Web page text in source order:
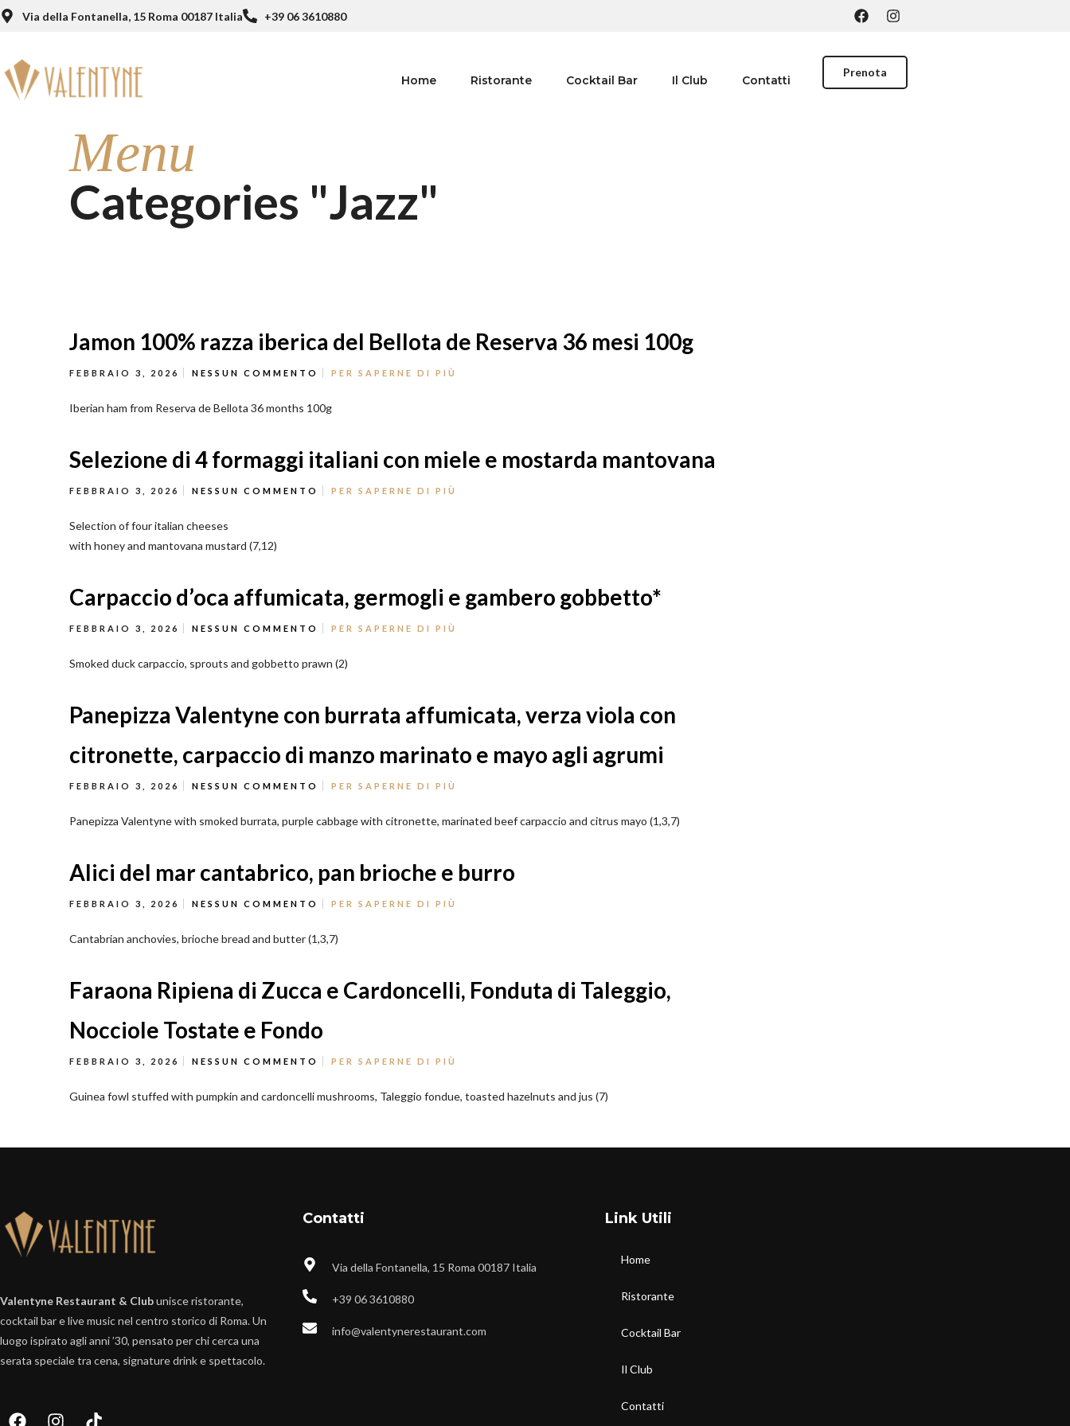
Via della Fontanella, 15 Roma 00187 Italia +39 06 3610880
Home Ristorante Cocktail Bar Il Club Contatti
Prenota
Menu
Categories "Jazz"
Jamon 100% razza iberica del Bellota de Reserva 36 mesi 100g
FEBBRAIO 3, 2026 NESSUN COMMENTO PER SAPERNE DI PIÙ
Iberian ham from Reserva de Bellota 36 months 100g
Selezione di 4 formaggi italiani con miele e mostarda mantovana
FEBBRAIO 3, 2026 NESSUN COMMENTO PER SAPERNE DI PIÙ
Selection of four italian cheeses
with honey and mantovana mustard (7,12)
Carpaccio d’oca affumicata, germogli e gambero gobbetto*
FEBBRAIO 3, 2026 NESSUN COMMENTO PER SAPERNE DI PIÙ
Smoked duck carpaccio, sprouts and gobbetto prawn (2)
Panepizza Valentyne con burrata affumicata, verza viola con
citronette, carpaccio di manzo marinato e mayo agli agrumi
FEBBRAIO 3, 2026 NESSUN COMMENTO PER SAPERNE DI PIÙ
Panepizza Valentyne with smoked burrata, purple cabbage with citronette, marinated beef carpaccio and citrus mayo (1,3,7)
Alici del mar cantabrico, pan brioche e burro
FEBBRAIO 3, 2026 NESSUN COMMENTO PER SAPERNE DI PIÙ
Cantabrian anchovies, brioche bread and butter (1,3,7)
Faraona Ripiena di Zucca e Cardoncelli, Fonduta di Taleggio,
Nocciole Tostate e Fondo
FEBBRAIO 3, 2026 NESSUN COMMENTO PER SAPERNE DI PIÙ
Guinea fowl stuffed with pumpkin and cardoncelli mushrooms, Taleggio fondue, toasted hazelnuts and jus (7)
Valentyne Restaurant & Clubunisce ristorante,
cocktail bar e live music nel centro storico di Roma. Un
luogo ispirato agli anni ’30, pensato per chi cerca una
serata speciale tra cena, signature drink e spettacolo.
Contatti
Via della Fontanella, 15 Roma 00187 Italia
+39 06 3610880
info@valentynerestaurant.com
Link Utili
Home
Ristorante
Cocktail Bar
Il Club
Contatti